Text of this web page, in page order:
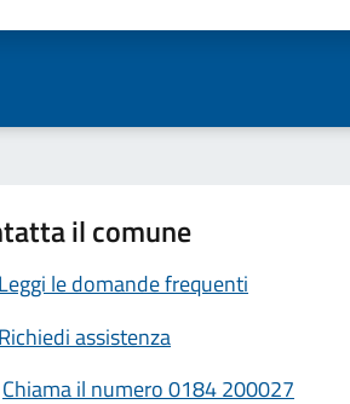
il comune
Leggi le domande frequenti
Richiedi assistenza
Chiama il numero 0184 200027